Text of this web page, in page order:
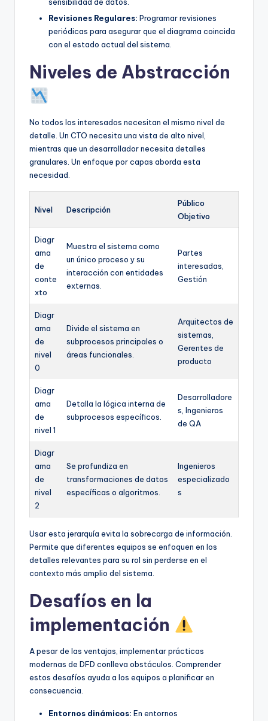
Revisiones Regulares: Programar revisiones
periódicas para asegurar que el diagrama coincida
con el estado actual del sistema.
Niveles de Abstracción
No todos los interesados necesitan el mismo nivel de
detalle. Un CTO necesita una vista de alto nivel,
mientras que un desarrollador necesita detalles
granulares. Un enfoque por capas aborda esta
necesidad.
Nivel Descripción
Público
Objetivo
Diagr
ama
de
conte
xto
Muestra el sistema como
un único proceso y su
interacción con entidades
externas.
Partes
interesadas,
Gestión
Diagr
ama
de
nivel
0
Divide el sistema en
subprocesos principales o
áreas funcionales.
Arquitectos de
sistemas,
Gerentes de
producto
Diagr
ama
de
nivel 1
Detalla la lógica interna de
subprocesos específicos.
Desarrolladore
s, Ingenieros
de QA
Diagr
ama
de
nivel
2
Se profundiza en
transformaciones de datos
específicas o algoritmos.
Ingenieros
especializado
s
Usar esta jerarquía evita la sobrecarga de información.
Permite que diferentes equipos se enfoquen en los
detalles relevantes para su rol sin perderse en el
contexto más amplio del sistema.
Desafíos en la
implementación
A pesar de las ventajas, implementar prácticas
modernas de DFD conlleva obstáculos. Comprender
estos desafíos ayuda a los equipos a planificar en
consecuencia.
Entornos dinámicos: En entornos